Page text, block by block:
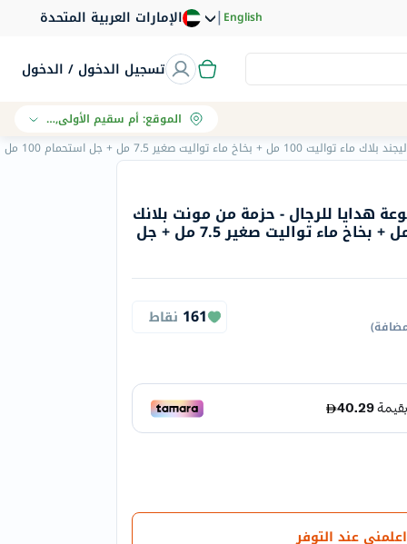
الإمارات العربية المتحدة |English
تسجيل الدخول / الدخول
الموقع:أم سقيم الأولى, دبي
صغير 7.5 مل + جل استحمام 100 مل
هدايا للرجال - حزمة من مونت بلانك
ليجند بلاك ماء تواليت 100 مل + بخاخ ماء تواليت صغير 7.5 مل + جل
)
161 نقاط
اعلمني عند التوفر